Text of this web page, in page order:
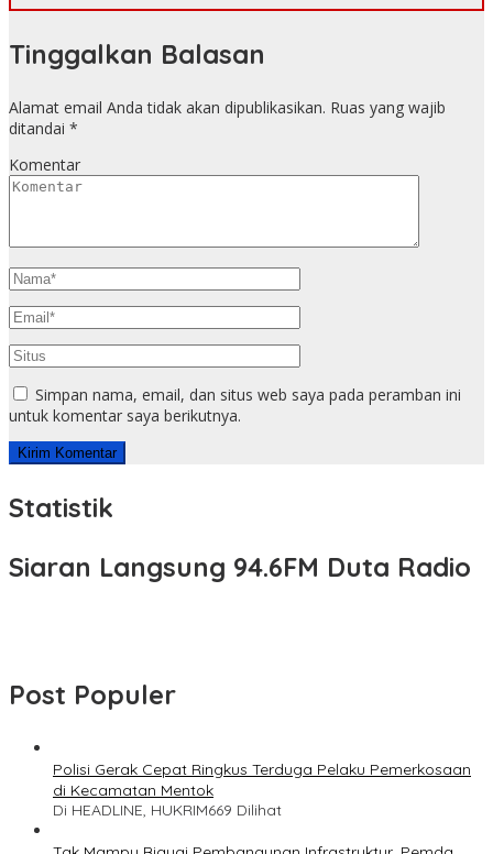
Tinggalkan Balasan
Alamat email Anda tidak akan dipublikasikan. Ruas yang wajib
ditandai *
Komentar
Simpan nama, email, dan situs web saya pada peramban ini
untuk komentar saya berikutnya.
Statistik
Siaran Langsung 94.6FM Duta Radio
Post Populer
Polisi Gerak Cepat Ringkus Terduga Pelaku Pemerkosaan
di Kecamatan Mentok
Di HEADLINE, HUKRIM669 Dilihat